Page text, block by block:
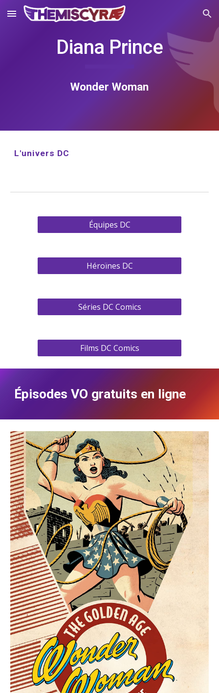
Skip to main content Skip to navigation
Diana Prince
Wonder Woman
L'univers DC
Équipes DC
Héroïnes DC
Séries DC Comics
Films DC Comics
Épisodes VO gratuits en ligne